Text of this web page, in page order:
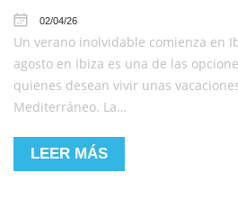
02/04/26
Un verano inolvidable comienza en
agosto en Ibiza es una de las
quienes desean vivir unas
Mediterráneo. La…
LEER MÁS